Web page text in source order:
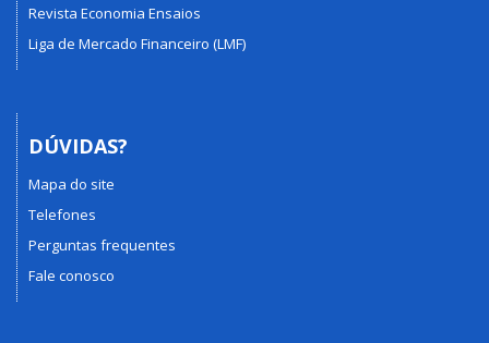
Revista Economia Ensaios
Liga de Mercado Financeiro (LMF)
DÚVIDAS?
Mapa do site
Telefones
Perguntas frequentes
Fale conosco